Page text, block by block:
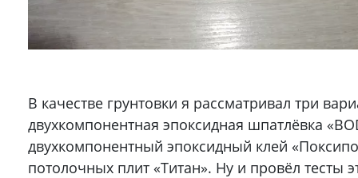
В качестве грунтовки я рассматривал три
двухкомпонентная эпоксидная шпатлёвка
двухкомпонентный эпоксидный клей
потолочных плит «Титан». Ну и провёл тесты